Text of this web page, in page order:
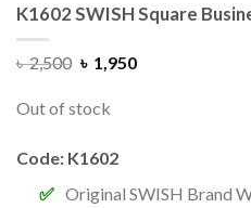
K1602 SWISH Square
৳2,500 ৳ 1,950
Out of stock
Code: K1602
Original SWISH Brand